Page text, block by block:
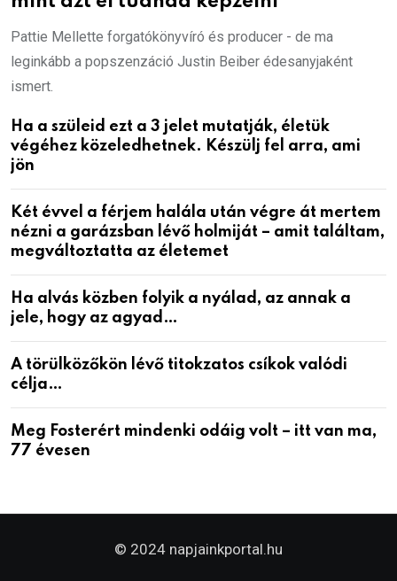
Pattie Mellette forgatókönyvíró és producer - de ma
leginkább a popszenzáció Justin Beiber édesanyjaként
ismert.
Ha a szüleid ezt a 3 jelet mutatják, életük
végéhez közeledhetnek. Készülj fel arra, ami
jön
Két évvel a férjem halála után végre át mertem
nézni a garázsban lévő holmiját – amit találtam,
megváltoztatta az életemet
Ha alvás közben folyik a nyálad, az annak a
jele, hogy az agyad…
A törülközőkön lévő titokzatos csíkok valódi
célja…
Meg Fosterért mindenki odáig volt – itt van ma,
77 évesen
© 2024 napjainkportal.hu